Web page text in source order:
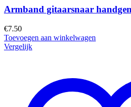
Armband gitaarsnaar
€7.50
Toevoegen aan winkelwagen
Vergelijk